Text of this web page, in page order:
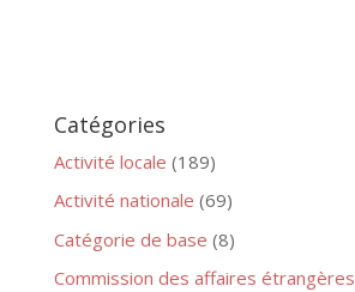
Catégories
Activité locale (189)
Activité nationale (69)
Catégorie de base (8)
Commission des affaires étrangères